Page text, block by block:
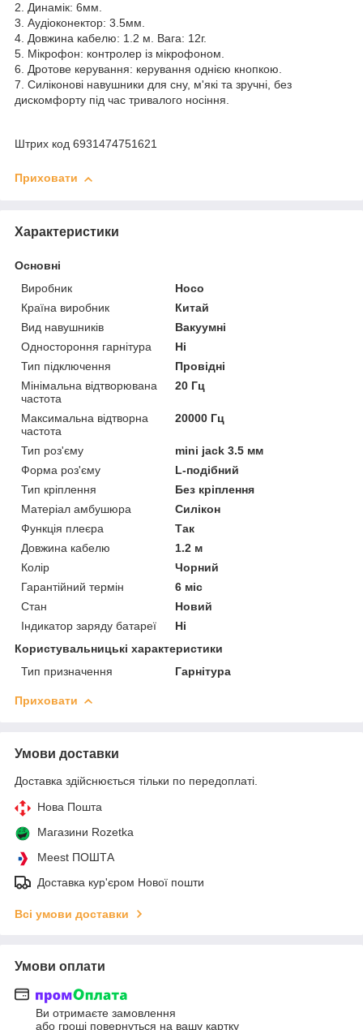
2. Динамік: 6мм.
3. Аудіоконектор: 3.5мм.
4. Довжина кабелю: 1.2 м. Вага: 12г.
5. Мікрофон: контролер із мікрофоном.
6. Дротове керування: керування однією кнопкою.
7. Силіконові навушники для сну, м'які та зручні, без
дискомфорту під час тривалого носіння.
Штрих код 6931474751621
Приховати
Характеристики
Основні
Виробник
Hoco
Країна виробник
Китай
Вид навушників
Вакуумні
Одностороння гарнітура
Ні
Тип підключення
Провідні
Мінімальна відтворювана
частота
20 Гц
Максимальна відтворна
частота
20000 Гц
Тип роз'єму
mini jack 3.5 мм
Форма роз'єму
L-подібний
Тип кріплення
Без кріплення
Матеріал амбушюра
Силікон
Функція плеєра
Так
Довжина кабелю
1.2 м
Колір
Чорний
Гарантійний термін
6 міс
Стан
Новий
Індикатор заряду батареї
Ні
Користувальницькі характеристики
Тип призначення
Гарнітура
Приховати
Умови доставки
Доставка здійснюється тільки по передоплаті.
Нова Пошта
Магазини Rozetka
Meest ПОШТА
Доставка кур'єром Нової пошти
Всі умови доставки
Умови оплати
Ви отримаєте замовлення
або гроші повернуться на вашу картку